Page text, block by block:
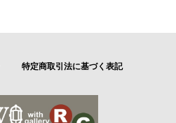
特定商取引法に基づく表記